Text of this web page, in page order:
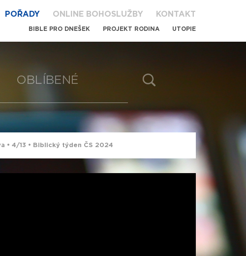
POŘADY ONLINE BOHOSLUŽBY KONTAKT
BIBLE PRO DNEŠEK PROJEKT RODINA UTOPIE
OBLÍBENÉ
• 4/13 • Biblický týden ČS 2024